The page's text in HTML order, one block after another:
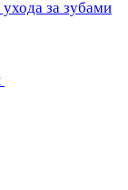
за зубами